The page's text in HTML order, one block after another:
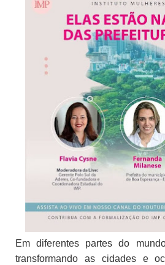
Em diferentes partes do
transformando as cidades e